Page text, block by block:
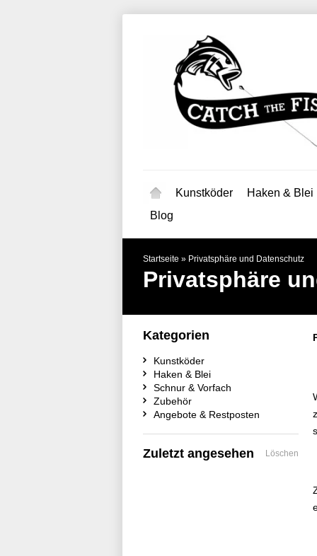
Kunstköder
Haken & Blei
Blog
Startseite » Privatsphäre und Datenschutz
Privatsphäre
Kategorien
Kunstköder
Haken & Blei
Schnur & Vorfach
Zubehör
Angebote & Restposten
Zuletzt angesehen Löschen